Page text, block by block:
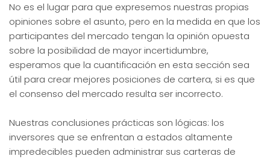
No es el lugar para que expresemos nuestras propias
opiniones sobre el asunto, pero en la medida en que los
participantes del mercado tengan la opinión opuesta
sobre la posibilidad de mayor incertidumbre,
esperamos que la cuantificación en esta sección sea
útil para crear mejores posiciones de cartera, si es que
el consenso del mercado resulta ser incorrecto.
Nuestras conclusiones prácticas son lógicas: los
inversores que se enfrentan a estados altamente
impredecibles pueden administrar sus carteras de